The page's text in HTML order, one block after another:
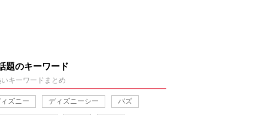
題のキーワード
キーワードまとめ
ズニー ディズニーシー バズ